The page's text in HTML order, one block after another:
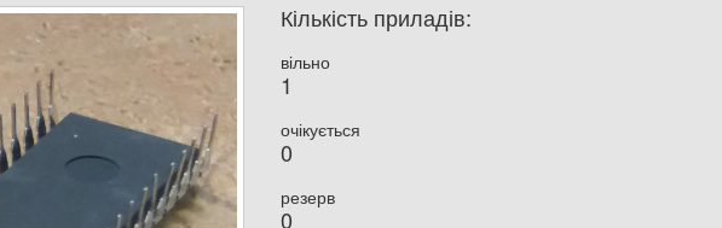
Кількість приладів:
вільно
1
очікується
0
резерв
0